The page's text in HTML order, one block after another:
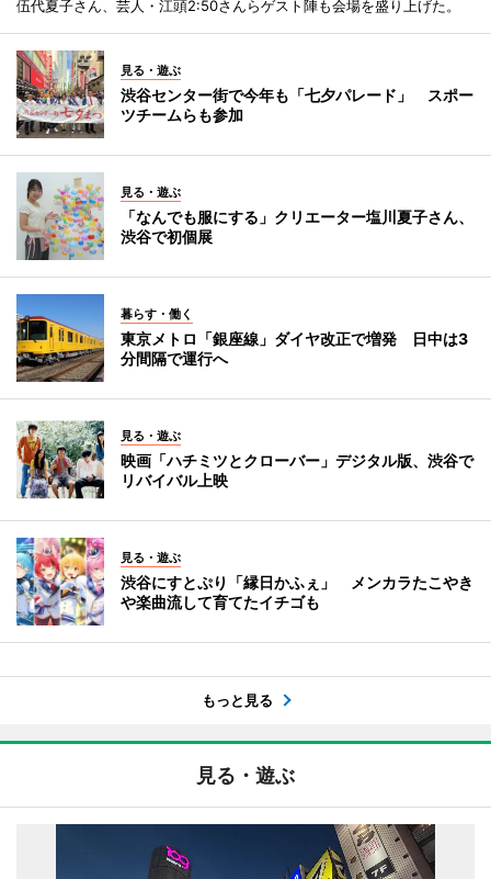
伍代夏子さん、芸人・江頭2:50さんらゲスト陣も会場を盛り上げた。
見る・遊ぶ
渋谷センター街で今年も「七夕パレード」 スポー
ツチームらも参加
見る・遊ぶ
「なんでも服にする」クリエーター塩川夏子さん、
渋谷で初個展
暮らす・働く
東京メトロ「銀座線」ダイヤ改正で増発 日中は3
分間隔で運行へ
見る・遊ぶ
映画「ハチミツとクローバー」デジタル版、渋谷で
リバイバル上映
見る・遊ぶ
渋谷にすとぷり「縁日かふぇ」 メンカラたこやき
や楽曲流して育てたイチゴも
もっと見る
見る・遊ぶ